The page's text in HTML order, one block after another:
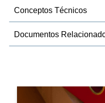
Conceptos Técnicos
Documentos